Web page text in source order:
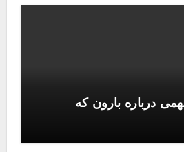
درباره بارون که